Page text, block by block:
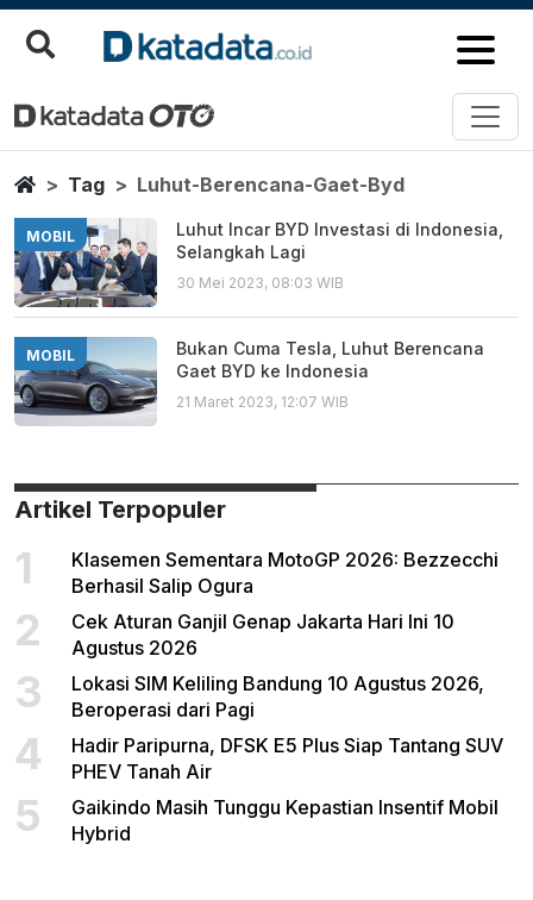
Luhut Berencana Gaet Byd
Berita Terbaru
HomeTag Luhut-Berencana-Gaet-Byd
MOBIL
Luhut Incar BYD Investasi di Indonesia,
Selangkah Lagi
30 Mei 2023, 08:03 WIB
MOBIL
Bukan Cuma Tesla, Luhut Berencana
Gaet BYD ke Indonesia
21 Maret 2023, 12:07 WIB
Artikel Terpopuler
1
Klasemen Sementara MotoGP 2026: Bezzecchi
Berhasil Salip Ogura
2
Cek Aturan Ganjil Genap Jakarta Hari Ini 10
Agustus 2026
3
Lokasi SIM Keliling Bandung 10 Agustus 2026,
Beroperasi dari Pagi
4
Hadir Paripurna, DFSK E5 Plus Siap Tantang SUV
PHEV Tanah Air
5
Gaikindo Masih Tunggu Kepastian Insentif Mobil
Hybrid